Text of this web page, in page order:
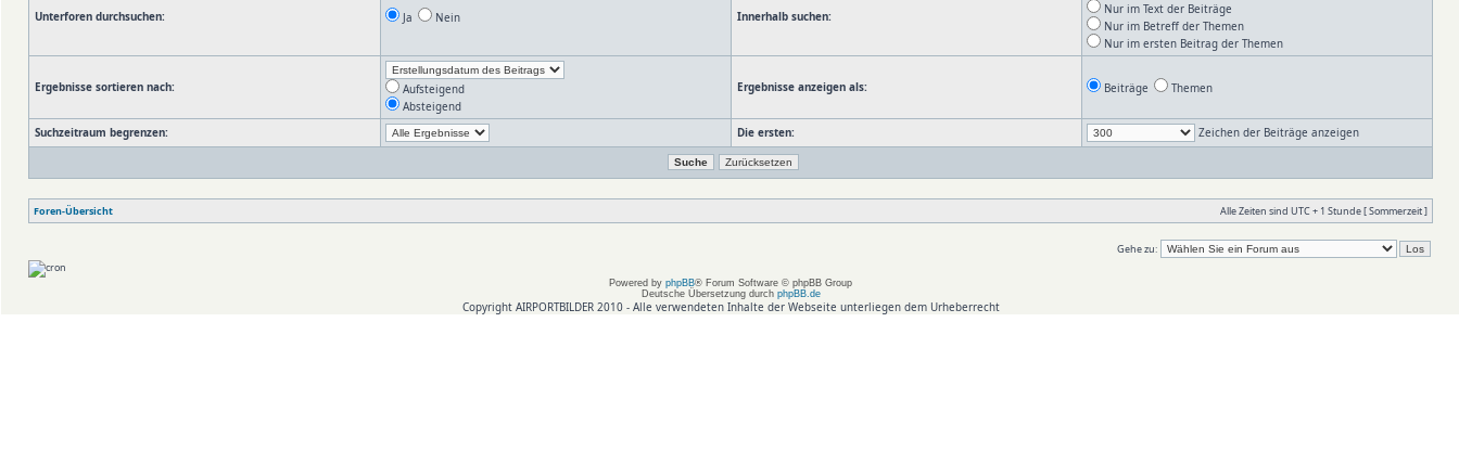
Unterforen durchsuchen: Ja Nein Innerhalb suchen:
Nur im Text der Beiträge
Nur im Betreff der Themen
Nur im ersten Beitrag der Themen
Ergebnisse sortieren nach:
Aufsteigend
Absteigend
Ergebnisse anzeigen als: Beiträge Themen
Suchzeitraum begrenzen: Die ersten: Zeichen der Beiträge anzeigen
Foren-Übersicht Alle Zeiten sind UTC + 1 Stunde [ Sommerzeit ]
Gehe zu:
Powered by phpBB® Forum Software © phpBB Group
Deutsche Übersetzung durch phpBB.de
Copyright AIRPORTBILDER 2010 - Alle verwendeten Inhalte der Webseite unterliegen dem Urheberrecht